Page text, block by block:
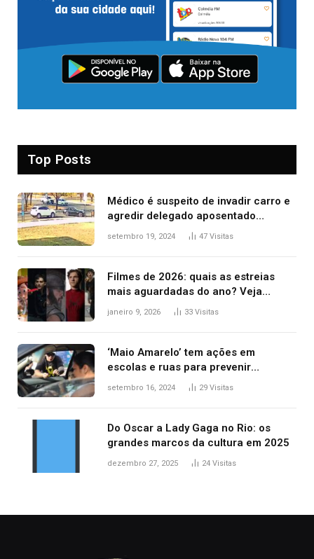
Top Posts
Médico é suspeito de invadir carro e
agredir delegado aposentado
durante confusão no trânsito
setembro 19, 2024 47 Visitas
Filmes de 2026: quais as estreias
mais aguardadas do ano? Veja
principais lançamentos do cinema
janeiro 9, 2026 33 Visitas
‘Maio Amarelo’ tem ações em
escolas e ruas para prevenir
acidentes no trânsito no AP
setembro 16, 2024 29 Visitas
Do Oscar a Lady Gaga no Rio: os
grandes marcos da cultura em 2025
dezembro 27, 2025 24 Visitas